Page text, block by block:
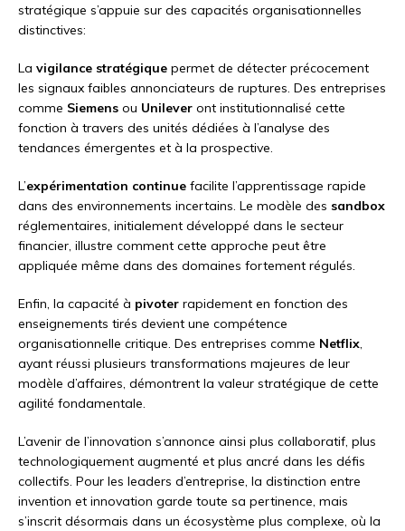
stratégique s’appuie sur des capacités organisationnelles
distinctives:
La vigilance stratégique permet de détecter précocement
les signaux faibles annonciateurs de ruptures. Des entreprises
comme Siemens ou Unilever ont institutionnalisé cette
fonction à travers des unités dédiées à l’analyse des
tendances émergentes et à la prospective.
L’expérimentation continue facilite l’apprentissage rapide
dans des environnements incertains. Le modèle des sandbox
réglementaires, initialement développé dans le secteur
financier, illustre comment cette approche peut être
appliquée même dans des domaines fortement régulés.
Enfin, la capacité à pivoter rapidement en fonction des
enseignements tirés devient une compétence
organisationnelle critique. Des entreprises comme Netflix,
ayant réussi plusieurs transformations majeures de leur
modèle d’affaires, démontrent la valeur stratégique de cette
agilité fondamentale.
L’avenir de l’innovation s’annonce ainsi plus collaboratif, plus
technologiquement augmenté et plus ancré dans les défis
collectifs. Pour les leaders d’entreprise, la distinction entre
invention et innovation garde toute sa pertinence, mais
s’inscrit désormais dans un écosystème plus complexe, où la